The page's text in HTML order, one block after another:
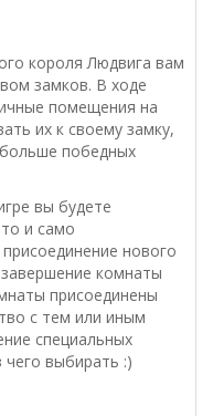
короля Людвига вам
замков. В ходе
помещения на
их к своему замку,
победных
вы будете
и само
нового
комнаты
присоединены
с тем или иным
специальных
выбирать :)